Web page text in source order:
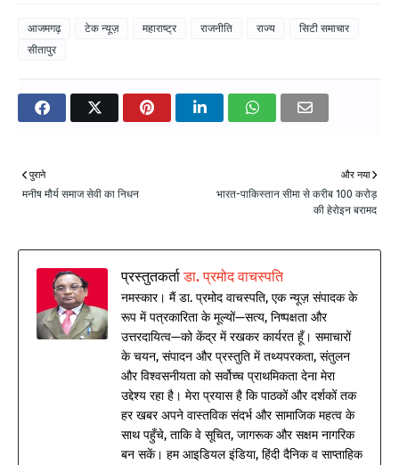
आजमगढ़ टेक न्यूज़ महाराष्ट्र राजनीति राज्य
सिटी समाचार
सीतापुर
और नया
भारत-पाकिस्तान सीमा से करीब 100 करोड़
की हेरोइन बरामद
पुराने
मनीष मौर्य समाज सेवी का निधन
प्रस्तुतकर्ताडा. प्रमोद वाचस्पति
नमस्कार। मैं डा. प्रमोद वाचस्पति, एक न्यूज़ संपादक के
रूप में पत्रकारिता के मूल्यों—सत्य, निष्पक्षता और
उत्तरदायित्व—को केंद्र में रखकर कार्यरत हूँ। समाचारों
के चयन, संपादन और प्रस्तुति में तथ्यपरकता, संतुलन
और विश्वसनीयता को सर्वोच्च प्राथमिकता देना मेरा
उद्देश्य रहा है। मेरा प्रयास है कि पाठकों और दर्शकों तक
हर खबर अपने वास्तविक संदर्भ और सामाजिक महत्व के
साथ पहुँचे, ताकि वे सूचित, जागरूक और सक्षम नागरिक
बन सकें। हम आइडियल इंडिया, हिंदी दैनिक व साप्ताहिक